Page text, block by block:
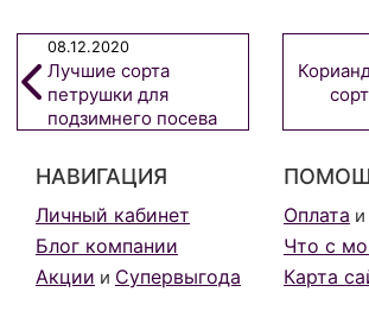
08.12.2020
Лучшие сорта
петрушки для
подзимнего посева
НАВИГАЦИЯ
Личный кабинет
Блог компании
Акции и Супервыгода
Оплата и
Что с
Карта